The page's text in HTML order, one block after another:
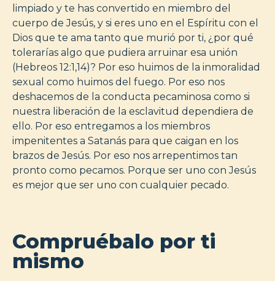
limpiado y te has convertido en miembro del
cuerpo de Jesús, y si eres uno en el Espíritu con el
Dios que te ama tanto que murió por ti, ¿por qué
tolerarías algo que pudiera arruinar esa unión
(Hebreos 12:1,14)? Por eso huimos de la inmoralidad
sexual como huimos del fuego. Por eso nos
deshacemos de la conducta pecaminosa como si
nuestra liberación de la esclavitud dependiera de
ello. Por eso entregamos a los miembros
impenitentes a Satanás para que caigan en los
brazos de Jesús. Por eso nos arrepentimos tan
pronto como pecamos. Porque ser uno con Jesús
es mejor que ser uno con cualquier pecado.
Compruébalo por ti
mismo